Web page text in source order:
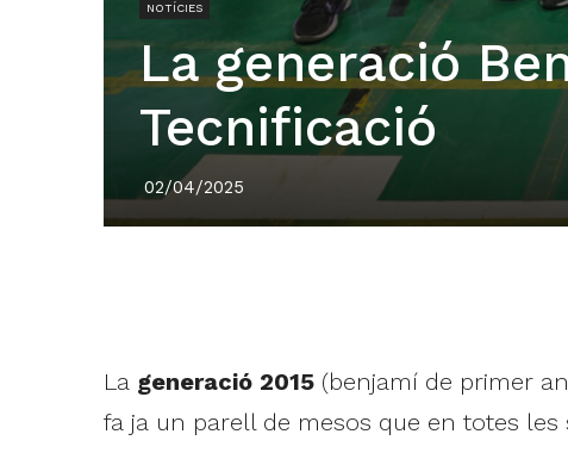
NOTÍCIES
La generació
Tecnificació
02/04/2025
La generació 2015(benjamí de primer
fa ja un parell de mesos que en totes les